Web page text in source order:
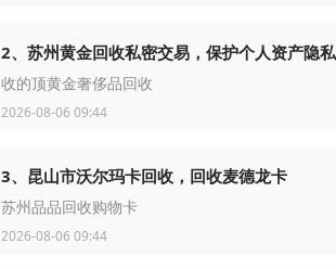
2、苏州黄金回收私密交易，保护个人资产隐私
收的顶黄金奢侈品回收
2026-08-06 09:44
3、昆山市沃尔玛卡回收，回收麦德龙卡
苏州品品回收购物卡
2026-08-06 09:44